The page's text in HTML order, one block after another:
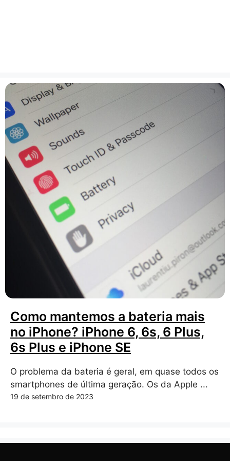
Como mantemos a bateria mais
no iPhone? iPhone 6, 6s, 6 Plus,
6s Plus e iPhone SE
O problema da bateria é geral, em quase todos os
smartphones de última geração. Os da Apple ...
19 de setembro de 2023